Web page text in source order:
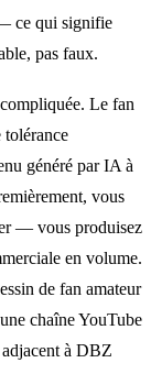
ce qui signifie
pas faux.
Le fan
tolérance
généré par IA à
vous
— vous produisez
en volume.
de fan amateur
chaîne YouTube
à DBZ